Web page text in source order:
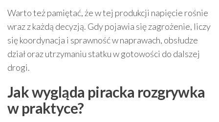
Warto też pamiętać, że w tej produkcji napięcie rośnie
wraz z każdą decyzją. Gdy pojawia się zagrożenie, liczy
się koordynacja i sprawność w naprawach, obsłudze
dział oraz utrzymaniu statku w gotowości do dalszej
drogi.
Jak wygląda piracka rozgrywka
w praktyce?